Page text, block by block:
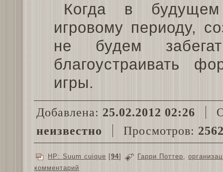
Когда в
игровому периоду,
не будем
благоустраивать
игры.
Добавлена: 25.02.2012 02:26
неизвестно
Просмотров:
HP: Suum cuique [94] Гарри Поттер,
комментарий